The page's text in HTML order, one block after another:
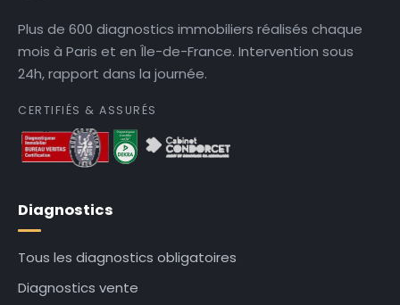
Plus de 600 diagnostics immobiliers réalisés chaque
mois à Paris et en Île-de-France. Intervention sous
24h, rapport dans la journée.
CERTIFIÉS & ASSURÉS
Diagnostics
Tous les diagnostics obligatoires
Diagnostics vente